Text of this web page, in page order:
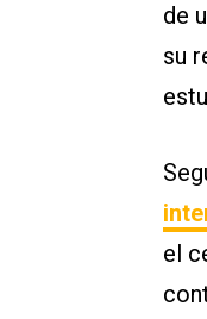
de
su
el